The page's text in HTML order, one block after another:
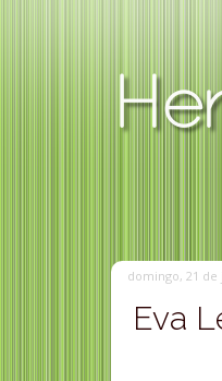
domingo, 21 de
Eva